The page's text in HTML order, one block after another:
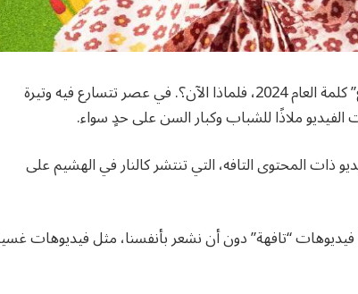
اختارت دار نشر جامعة أكسفورد مصطلح “تعفن الدماغ” كلمة العام 2024، فلماذا الآن؟. في عصر تتسارع فيه وتيرة
ملاذًا للشباب وكبار السن على حدٍ سواء.
ذات المحتوى التافه، التي تنتشر كالنار في الهشيم على
دقيقة فقط لمشاهدة فيديوهات “تافهة” دون أن نشعر بأنفسنا، مثل فيديوهات